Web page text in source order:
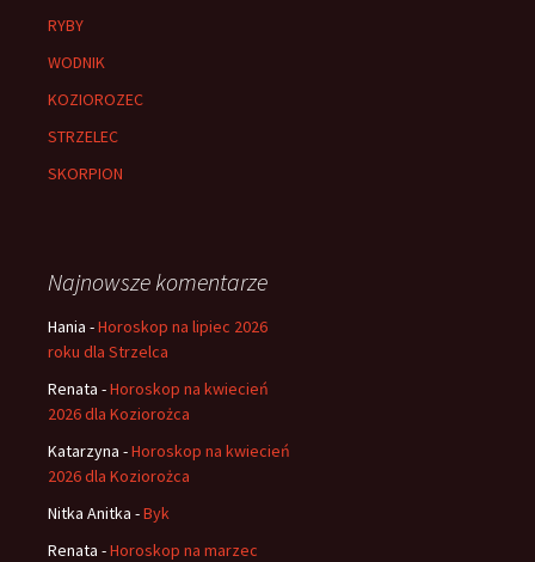
RYBY
WODNIK
KOZIOROZEC
STRZELEC
SKORPION
Najnowsze komentarze
Hania -Horoskop na lipiec 2026
roku dla Strzelca
Renata -Horoskop na kwiecień
2026 dla Koziorożca
Katarzyna -Horoskop na kwiecień
2026 dla Koziorożca
Nitka Anitka -Byk
Renata -Horoskop na marzec